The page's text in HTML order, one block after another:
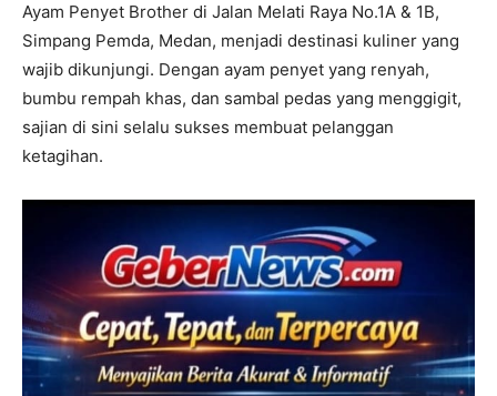
Ayam Penyet Brother di Jalan Melati Raya No.1A & 1B,
Simpang Pemda, Medan, menjadi destinasi kuliner yang
wajib dikunjungi. Dengan ayam penyet yang renyah,
bumbu rempah khas, dan sambal pedas yang menggigit,
sajian di sini selalu sukses membuat pelanggan
ketagihan.